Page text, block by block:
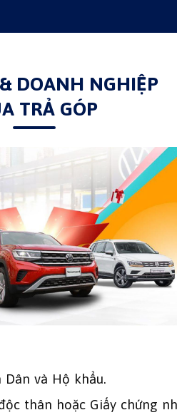
DOANH NGHIỆP
TRẢ GÓP
và Hộ khẩu.
thân hoặc Giấy chứng